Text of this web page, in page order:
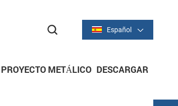
Español
PROYECTO METÁLICO DESCARGAR